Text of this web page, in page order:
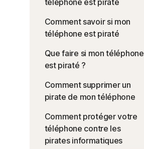
téléphone est piraté
Comment savoir si mon
téléphone est piraté
Que faire si mon téléphone
est piraté ?
Comment supprimer un
pirate de mon téléphone
Comment protéger votre
téléphone contre les
pirates informatiques